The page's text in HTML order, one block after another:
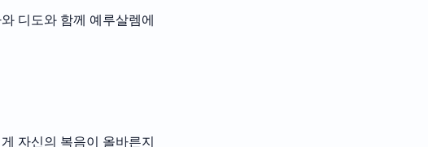
디도와 함께 예루살렘에
자신의 복음이 올바른지